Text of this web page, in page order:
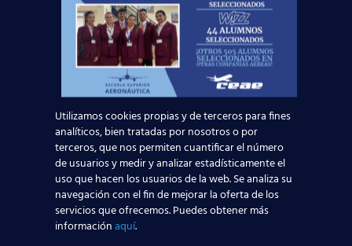
Está volando conIberia, ha cumplido su sueño de ser
Tripulante de Cabina. ¡EnhorabuenaTatiana!
Si todavía no has obtenido eltítulo oficial TCP
con nosotros y también te gustaría trabajar como
auxiliar de vuelo, ¡no dejes volar esta
oportunidad! Te estamos esperando enmás de
20 centrosrepartidos por toda España, donde te
ayudaremos para que sigas los pasos demás de
6000 alumnosque ya consiguieron un puesto de
trabajo en el sector aeronáutico.
Comienza tu aventura rellenando
esteformulario
Utilizamos cookies propias y de terceros para fines
analíticos, bien tratadas por nosotros o por
terceros, que nos permiten cuantificar el número
de usuarios y medir y analizar estadísticamente el
uso que hacen los usuarios de la web. Se analiza su
navegación con el fin de mejorar la oferta de los
servicios que ofrecemos. Puedes obtener más
informaciónaquí.